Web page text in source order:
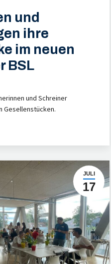
und
ihre
im neuen
BSL
und Schreiner
Gesellenstücken.
JULI
17